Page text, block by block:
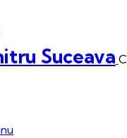
Suceava